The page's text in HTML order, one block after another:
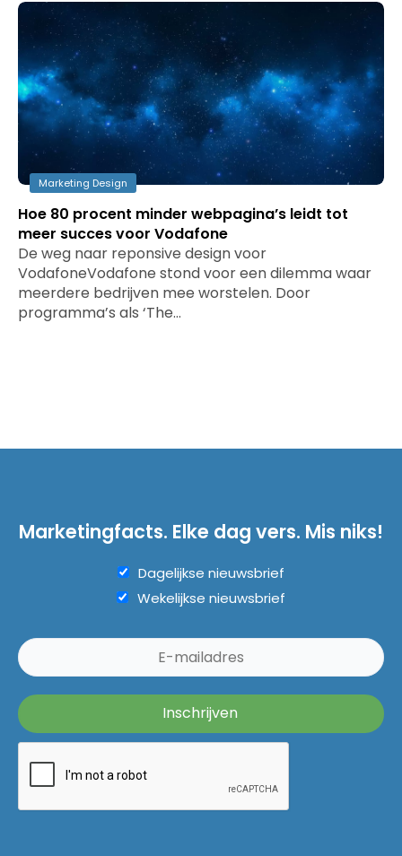
Marketing Design
Hoe 80 procent minder webpagina’s leidt tot
meer succes voor Vodafone
De weg naar reponsive design voor
VodafoneVodafone stond voor een dilemma waar
meerdere bedrijven mee worstelen. Door
programma’s als ‘The…
Marketingfacts. Elke dag vers. Mis niks!
Dagelijkse nieuwsbrief
Wekelijkse nieuwsbrief